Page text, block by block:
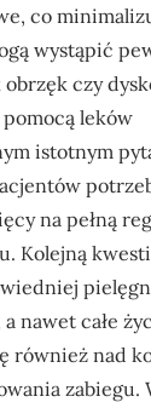
co
wystąpić
czy
pomocą leków
istotnym
na pełną
Kolejną
nawet całe
również nad
zabiegu.